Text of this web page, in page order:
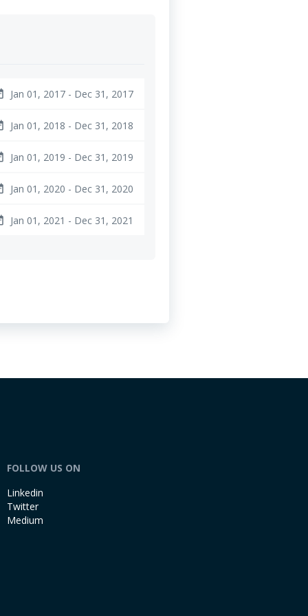
Jan 01, 2017 - Dec 31, 2017
Jan 01, 2018 - Dec 31, 2018
Jan 01, 2019 - Dec 31, 2019
Jan 01, 2020 - Dec 31, 2020
Jan 01, 2021 - Dec 31, 2021
FOLLOW US ON
Linkedin
Twitter
Medium